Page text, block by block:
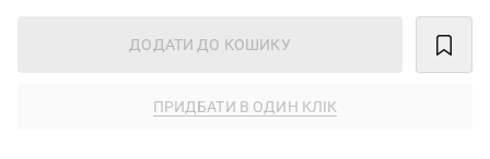
ДОДАТИ ДО КОШИКУ
ПРИДБАТИ В ОДИН КЛІК